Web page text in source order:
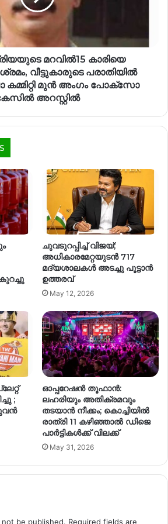
മറവിൽ15 കാരിയെ
ശ്രമം, വീട്ടുകാരുടെ പരാതിയിൽ
കമ്മിറ്റി മുൻ അംഗം പോക്സോ
അറസ്റ്റിൽ
കുറച്ചു
ചുവടുറപ്പിച്ച് വിജയ്;
അധികാരമേറ്റയുടൻ 717
മദ്യശാലകൾ അടച്ചു പൂട്ടാൻ
ഉത്തരവ്
May 12, 2026
;
ഓപ്പറേഷന്‍ തൂഫാന്‍:
ലഹരിയും അതിക്രമവും
തടയാന്‍ നീക്കം; കൊച്ചിയില്‍
രാത്രി 11 കഴിഞ്ഞാല്‍ ഡിജെ
പാര്‍ട്ടികള്‍ക്ക് വിലക്ക്
May 31, 2026
be published. Required fields are